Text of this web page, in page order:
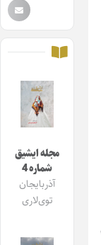
مجله ایشیق
شماره 4
آذربایجان
توی‌لاری